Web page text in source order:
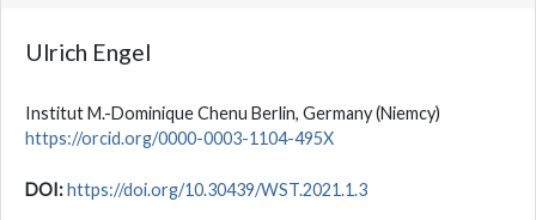
Ulrich Engel
Institut M.-Dominique Chenu Berlin, Germany(Niemcy)
https://orcid.org/0000-0003-1104-495X
DOI:https://doi.org/10.30439/WST.2021.1.3